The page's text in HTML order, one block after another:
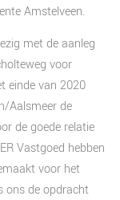
Amstelveen.
met de aanleg
voor
einde van 2020
Aalsmeer de
de goede relatie
Vastgoed hebben
voor het
ons de opdracht